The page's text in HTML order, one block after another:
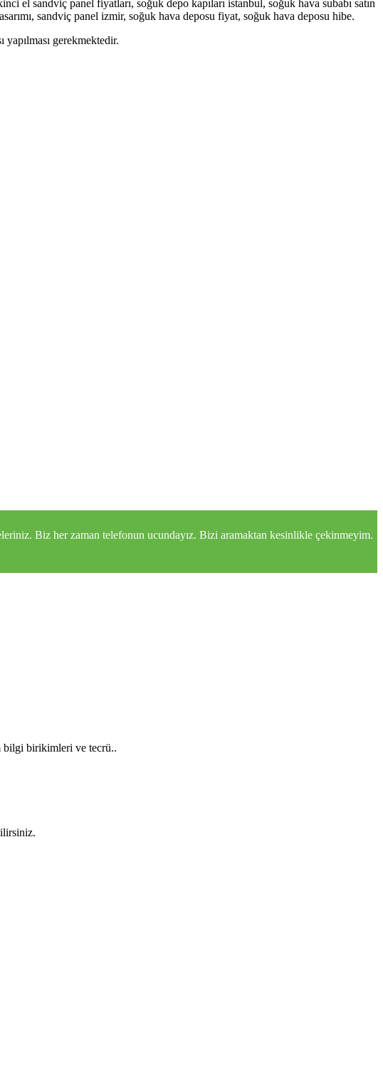
el sandviç panel fiyatları, soğuk depo kapıları istanbul, soğuk hava subabı satın
sandviç panel izmir, soğuk hava deposu fiyat, soğuk hava deposu hibe.
gerekmektedir.
Biz her zaman telefonun ucundayız. Bizi aramaktan kesinlikle çekinmeyim.
bilgi birikimleri ve tecrü..